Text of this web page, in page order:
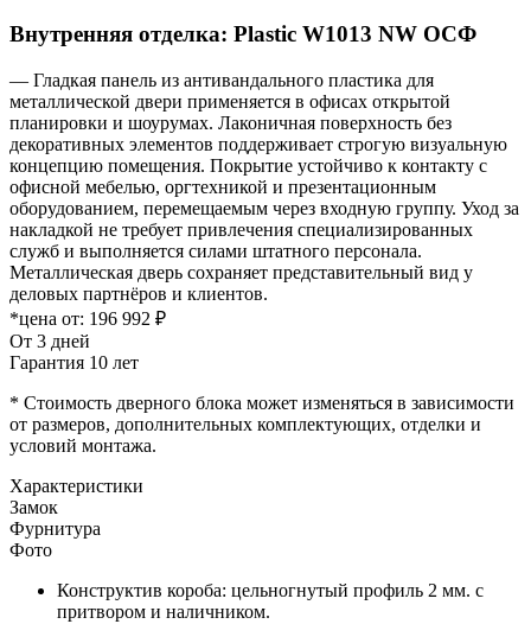
Внутренняя отделка: Plastic W1013 NW ОСФ
— Гладкая панель из антивандального пластика для
металлической двери применяется в офисах открытой
планировки и шоурумах. Лаконичная поверхность без
декоративных элементов поддерживает строгую визуальную
концепцию помещения. Покрытие устойчиво к контакту с
офисной мебелью, оргтехникой и презентационным
оборудованием, перемещаемым через входную группу. Уход за
накладкой не требует привлечения специализированных
служб и выполняется силами штатного персонала.
Металлическая дверь сохраняет представительный вид у
деловых партнёров и клиентов.
*цена от: 196 992 ₽
От 3 дней
Гарантия 10 лет
* Стоимость дверного блока может изменяться в зависимости
от размеров, дополнительных комплектующих, отделки и
условий монтажа.
Характеристики
Замок
Фурнитура
Фото
Конструктив короба: цельногнутый профиль 2 мм. с
притвором и наличником.